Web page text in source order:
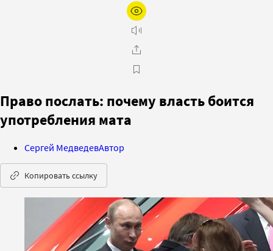
Право послать: почему власть боится
употребления мата
Сергей МедведевАвтор
Копировать ссылку